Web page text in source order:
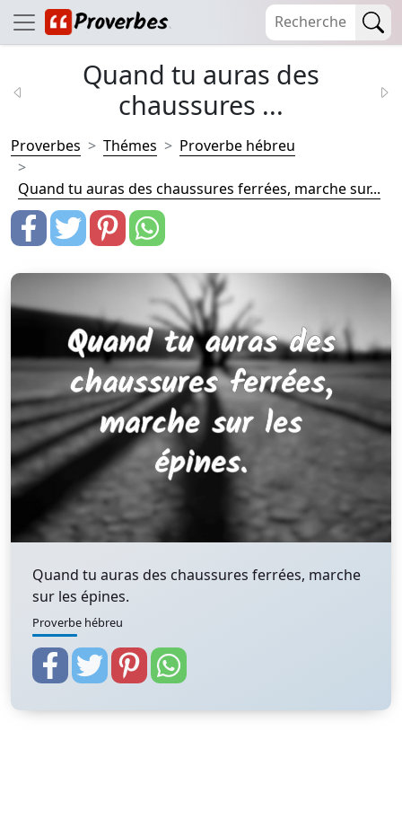
Quand tu auras des
chaussures ...
Proverbes Thémes Proverbe hébreu
Quand tu auras des chaussures ferrées, marche sur...
Quand tu auras des chaussures ferrées, marche
sur les épines.
Proverbe hébreu